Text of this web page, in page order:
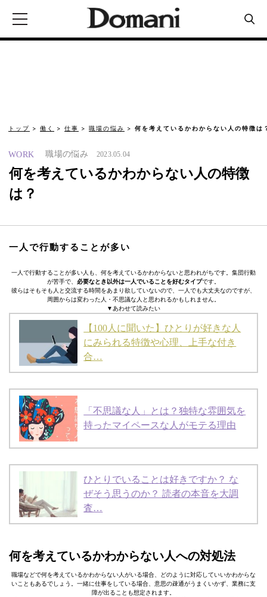
トップ 働く 仕事 職場の悩み 何を考えているかわからない人の特徴は
WORK 職場の悩み 2023.05.04
何を考えているかわからない人の特徴
は？
一人で行動することが多い
一人で行動することが多い人も、何を考えているかわからないと思われがちです。集団行動
が苦手で、 必要なとき以外は一人でいることを好むタイプです。
彼らはそもそも人と交流する時間をあまり欲していないので、一人でも大丈夫なのですが、
周囲からは変わった人・不思議な人と思われるかもしれません。
▼あわせて読みたい
【100人に聞いた】ひとりが好きな人
にみられる特徴や心理、上手な付き
合…
「不思議な人」とは？独特な雰囲気を
持ったマイペースな人がモテる理由
ひとりでいることは好きですか？ な
ぜそう思うのか？ 読者の本音を大調
査…
何を考えているかわからない人への対処法
職場などで何を考えているかわからない人がいる場合、どのように対応していいかわからな
いこともあるでしょう。一緒に仕事をしている場合、意思の疎通がうまくいかず、業務に支
障が出ることも想定されます。